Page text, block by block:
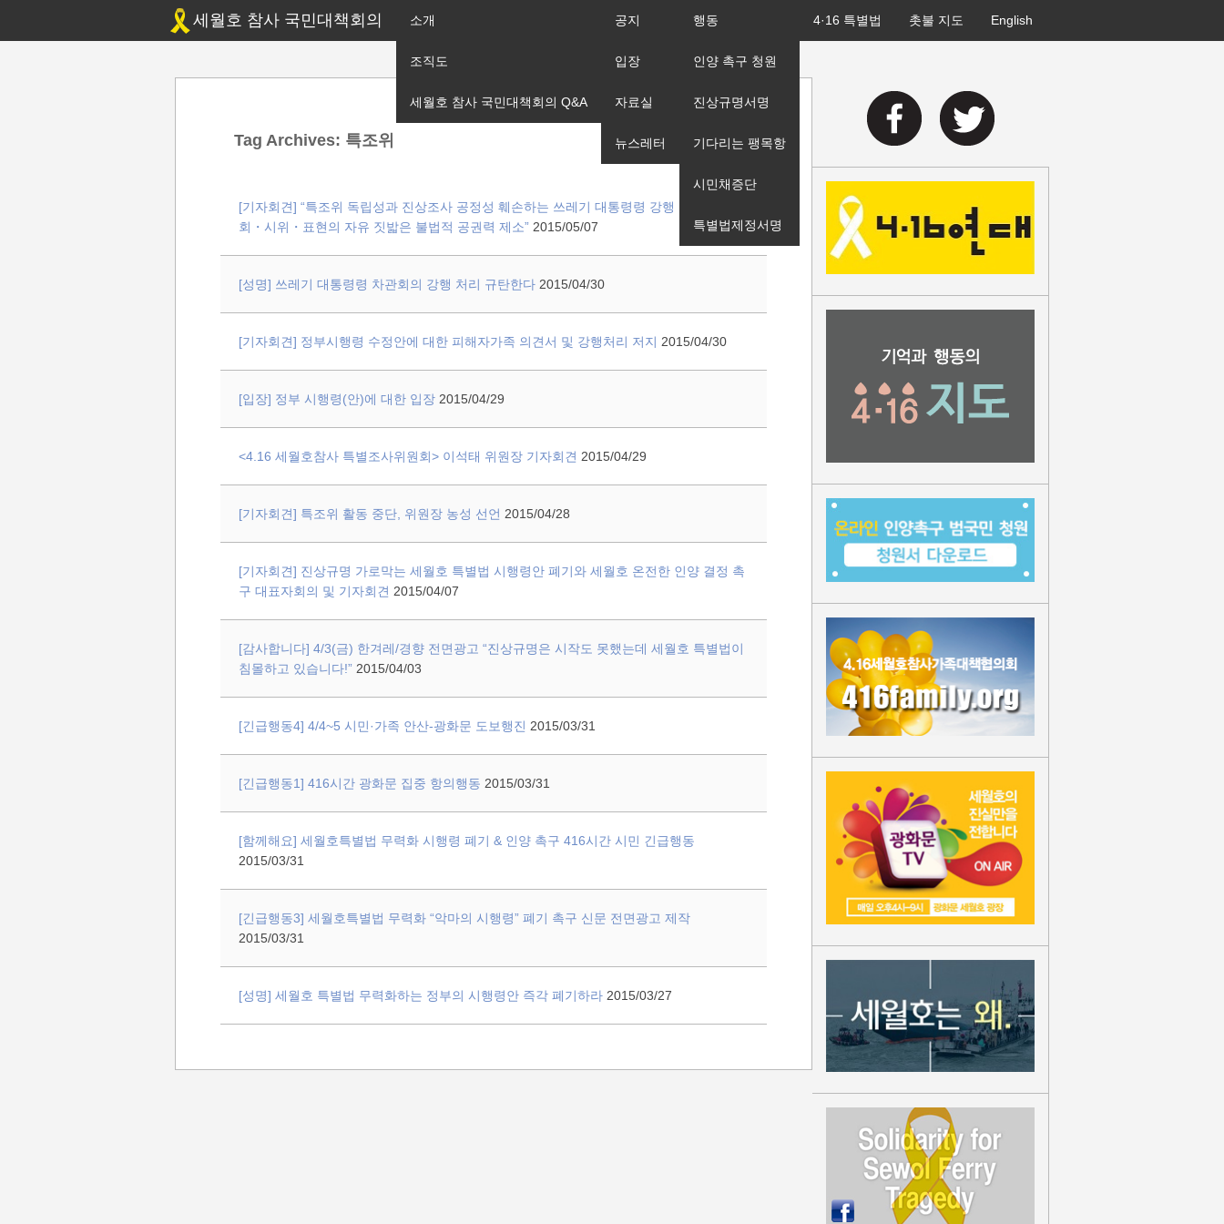
Tag Archives: 특조위
[기자회견] “특조위 독립성과 진상조사 공정성 훼손하는 쓰레기 대통령령 강행 규탄 및 집
회・시위・표현의 자유 짓밟은 불법적 공권력 제소” 2015/05/07
[성명] 쓰레기 대통령령 차관회의 강행 처리 규탄한다 2015/04/30
[기자회견] 정부시행령 수정안에 대한 피해자가족 의견서 및 강행처리 저지 2015/04/30
[입장] 정부 시행령(안)에 대한 입장 2015/04/29
<4.16 세월호참사 특별조사위원회> 이석태 위원장 기자회견 2015/04/29
[기자회견] 특조위 활동 중단, 위원장 농성 선언 2015/04/28
[기자회견] 진상규명 가로막는 세월호 특별법 시행령안 폐기와 세월호 온전한 인양 결정 촉
구 대표자회의 및 기자회견 2015/04/07
[감사합니다] 4/3(금) 한겨레/경향 전면광고 “진상규명은 시작도 못했는데 세월호 특별법이
침몰하고 있습니다!” 2015/04/03
[긴급행동4] 4/4~5 시민·가족 안산-광화문 도보행진 2015/03/31
[긴급행동1] 416시간 광화문 집중 항의행동 2015/03/31
[함께해요] 세월호특별법 무력화 시행령 폐기 & 인양 촉구 416시간 시민 긴급행동
2015/03/31
[긴급행동3] 세월호특별법 무력화 “악마의 시행령” 폐기 촉구 신문 전면광고 제작
2015/03/31
[성명] 세월호 특별법 무력화하는 정부의 시행령안 즉각 폐기하라 2015/03/27
세월호 참사 국민대책회의 소개
조직도
세월호 참사 국민대책회의 Q&A
공지
입장
자료실
뉴스레터
행동
인양 촉구 청원
진상규명서명
기다리는 팽목항
시민채증단
특별법제정서명
4·16 특별법 촛불 지도 English